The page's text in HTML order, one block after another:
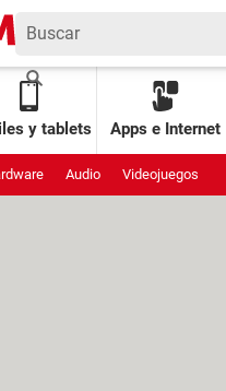
y tablets Apps e Internet
Audio Videojuegos